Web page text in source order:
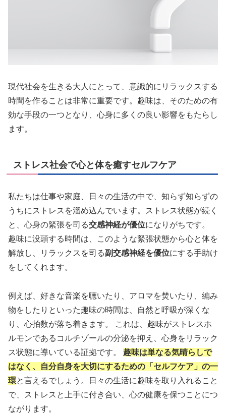
現代社会を生きる大人にとって、意識的にリラックスする
時間を作ることは非常に重要です。趣味は、そのための有
効な手段の一つとなり、心身に多くの良い影響をもたらし
ます。
ストレス社会で心と体を癒すセルフケア
私たちは仕事や家庭、日々の生活の中で、知らず知らずの
うちにストレスを溜め込んでいます。ストレス状態が続く
と、心身の緊張を司る交感神経が優位になりがちです。
趣味に没頭する時間は、このような緊張状態から心と体を
解放し、リラックスを司る副交感神経を優位にする手助け
をしてくれます。
例えば、好きな音楽を聴いたり、アロマを焚いたり、編み
物をしたりといった趣味の時間は、自然と呼吸が深くな
り、心拍数が落ち着きます。 これは、趣味がストレスホ
ルモンであるコルチゾールの分泌を抑え、心身をリラック
ス状態に導いている証拠です。 趣味は単なる気晴らしで
はなく、自分自身を大切にするための「セルフケア」の一
環と言えるでしょう。日々の生活に趣味を取り入れること
で、ストレスと上手に付き合い、心の健康を保つことにつ
ながります。